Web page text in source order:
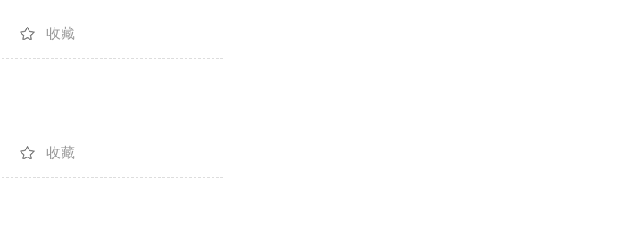
收藏
收藏